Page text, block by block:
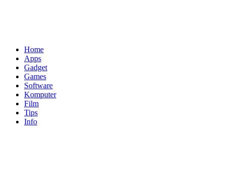
Home
Apps
Gadget
Games
Software
Komputer
Film
Tips
Info